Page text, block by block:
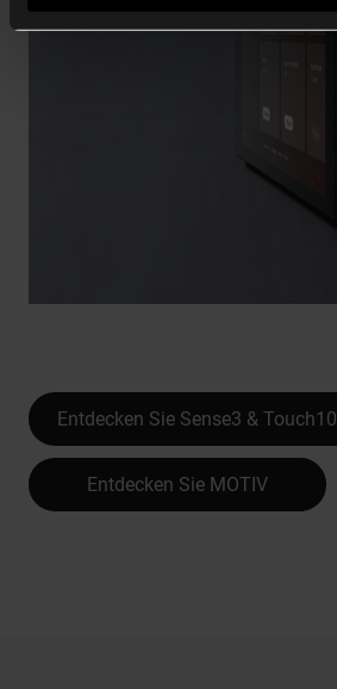
Entdecken Sie Sense3 & Touch10
Entdecken Sie MOTIV